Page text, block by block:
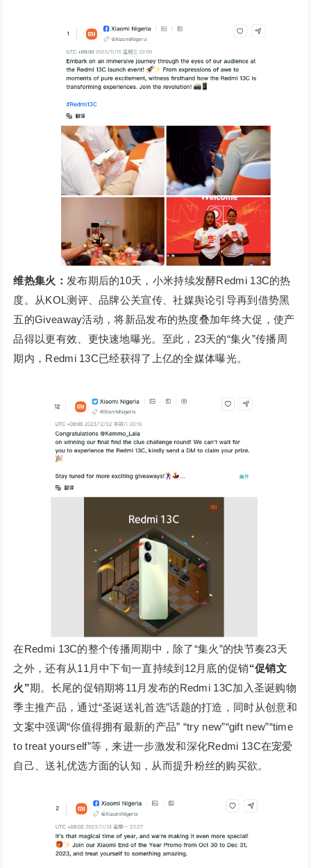
维热集火： 发布期后的10天，小米持续发酵Redmi 13C的热
度。从KOL测评、品牌公关宣传、社媒舆论引导再到借势黑
五的Giveaway活动，将新品发布的热度叠加年终大促，使产
品得以更有效、更快速地曝光。至此，23天的“集火”传播周
期内，Redmi 13C已经获得了上亿的全媒体曝光。
在Redmi 13C的整个传播周期中，除了“集火”的快节奏23天
之外，还有从11月中下旬一直持续到12月底的促销“促销文
火”期。长尾的促销期将11月发布的Redmi 13C加入圣诞购物
季主推产品，通过“圣诞送礼首选”话题的打造，同时从创意和
文案中强调“你值得拥有最新的产品” “try new”“gift new”“time
to treat yourself”等，来进一步激发和深化Redmi 13C在宠爱
自己、送礼优选方面的认知，从而提升粉丝的购买欲。